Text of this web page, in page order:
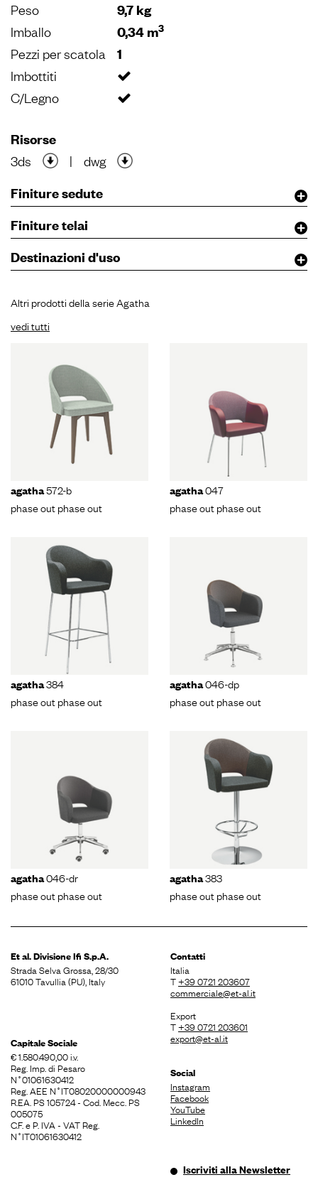
Peso 9,7 kg
Imballo 0,34 m3
Pezzi per scatola 1
Imbottiti
C/Legno
Risorse
3ds | dwg
Finiture sedute
Finiture telai
Destinazioni d'uso
Altri prodotti della serie Agatha
vedi tutti
agatha572-b
phase out phase out
agatha047
phase out phase out
agatha384
phase out phase out
agatha046-dp
phase out phase out
agatha046-dr
phase out phase out
agatha383
phase out phase out
Et al. DivisioneIfi S.p.A.
Strada Selva Grossa, 28/30
61010 Tavullia (PU), Italy
Capitale Sociale
€ 1.580.490,00 i.v.
Reg. Imp. di Pesaro
N˚01061630412
Reg. AEE N˚IT08020000000943
R.EA. PS 105724 - Cod. Mecc. PS
005075
C.F. e P. IVA - VAT Reg.
N˚IT01061630412
Contatti
Italia
T+39 0721 203607
commerciale@et-al.it
Export
T+39 0721 203601
export@et-al.it
Social
Instagram
Facebook
YouTube
LinkedIn
Iscriviti alla Newsletter